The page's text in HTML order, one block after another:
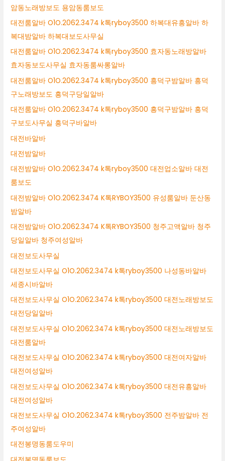
암동노래방보도 용암동룸보도
대전룸알바 O1O.2062.3474 k톡ryboy3500 하복대유흥알바 하
복대밤알바 하복대보도사무실
대전룸알바 O1O.2062.3474 k톡ryboy3500 효자동노래방알바
효자동보도사무실 효자동룸싸롱알바
대전룸알바 O1O.2062.3474 k톡ryboy3500 흥덕구밤알바 흥덕
구노래방보도 흥덕구당일알바
대전룸알바 O1O.2062.3474 k톡ryboy3500 흥덕구밤알바 흥덕
구보도사무실 흥덕구바알바
대전바알바
대전밤알바
대전밤알바 O1O.2062.3474 k톡ryboy3500 대전업소알바 대전
룸보도
대전밤알바 O1O.2062.3474 K톡RYBOY3500 유성룸알바 둔산동
밤알바
대전밤알바 O1O.2062.3474 K톡RYBOY3500 청주고액알바 청주
당일알바 청주여성알바
대전보도사무실
대전보도사무실 O1O.2062.3474 k톡ryboy3500 나성동바알바
세종시바알바
대전보도사무실 O1O.2062.3474 k톡ryboy3500 대전노래방보도
대전당일알바
대전보도사무실 O1O.2062.3474 k톡ryboy3500 대전노래방보도
대전룸알바
대전보도사무실 O1O.2062.3474 k톡ryboy3500 대전여자알바
대전여성알바
대전보도사무실 O1O.2062.3474 k톡ryboy3500 대전유흥알바
대전여성알바
대전보도사무실 O1O.2062.3474 k톡ryboy3500 전주밤알바 전
주여성알바
대전봉명동룸도우미